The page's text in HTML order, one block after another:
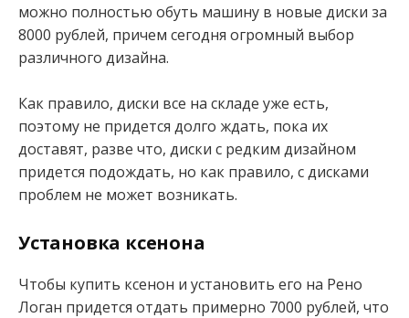
можно полностью обуть машину в новые диски за
8000 рублей, причем сегодня огромный выбор
различного дизайна.
Как правило, диски все на складе уже есть,
поэтому не придется долго ждать, пока их
доставят, разве что, диски с редким дизайном
придется подождать, но как правило, с дисками
проблем не может возникать.
Установка ксенона
Чтобы купить ксенон и установить его на Рено
Логан придется отдать примерно 7000 рублей, что